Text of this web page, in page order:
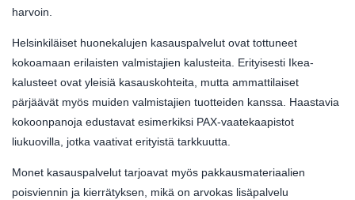
harvoin.
Helsinkiläiset huonekalujen kasauspalvelut ovat tottuneet
kokoamaan erilaisten valmistajien kalusteita. Erityisesti Ikea-
kalusteet ovat yleisiä kasauskohteita, mutta ammattilaiset
pärjäävät myös muiden valmistajien tuotteiden kanssa. Haastavia
kokoonpanoja edustavat esimerkiksi PAX-vaatekaapistot
liukuovilla, jotka vaativat erityistä tarkkuutta.
Monet kasauspalvelut tarjoavat myös pakkausmateriaalien
poisviennin ja kierrätyksen, mikä on arvokas lisäpalvelu